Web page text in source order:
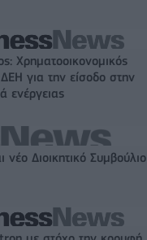
Χρηματοοικονομικός
για την είσοδο στην
ενέργειας
Διοικητικό Συμβούλιο